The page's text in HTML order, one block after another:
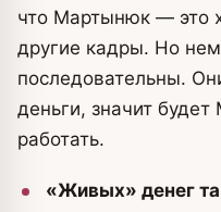
что Мартынюк — это
другие кадры. Но
последовательны.
деньги, значит
работать.
«Живых» денег